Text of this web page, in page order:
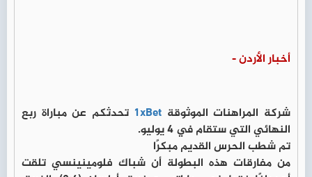
أخبار الأردن -
شركة المراهنات الموثوقة
تحدثكم عن مباراة ربع
النهائي التي ستقام في 4 يوليو.
تم شطب الحرس القديم مبكرًا
من مفارقات هذه البطولة أن شباك فلومينينسي تلقت